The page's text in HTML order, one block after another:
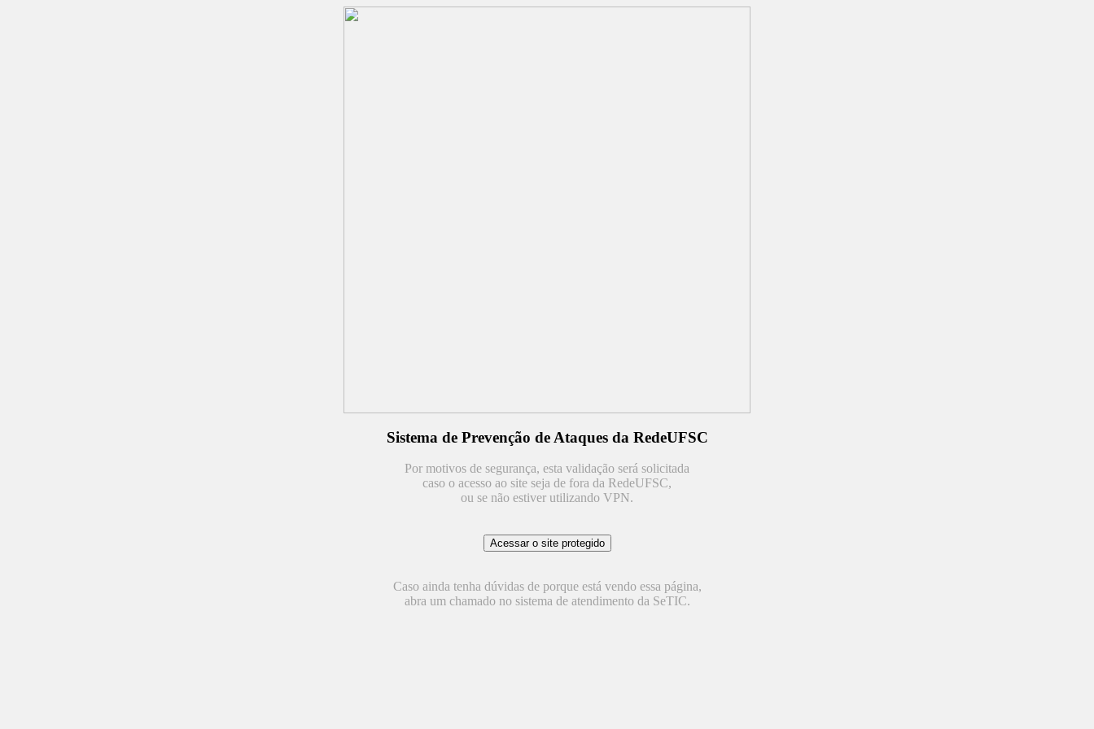
Sistema de Prevenção de Ataques da RedeUFSC
Por motivos de segurança, esta validação será solicitada
caso o acesso ao site seja de fora da RedeUFSC,
ou se não estiver utilizando VPN.
Caso ainda tenha dúvidas de porque está vendo essa página,
abra um chamado no sistema de atendimento da SeTIC.